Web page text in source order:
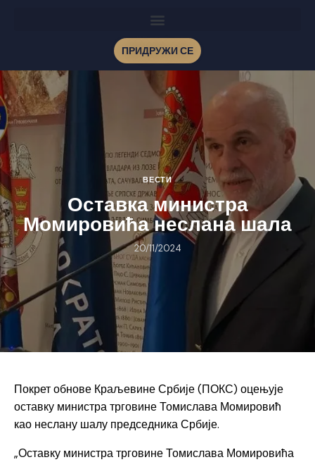
ПРИДРУЖИ СЕ
ВЕСТИ
Оставка министра
Момировића неслана шала
20/11/2024
Покрет обнове Краљевине Србије (ПОКС) оцењује
оставку министра трговине Томислава Момировић
као неслану шалу председника Србије.
„Оставку министра трговине Томислава Момировића